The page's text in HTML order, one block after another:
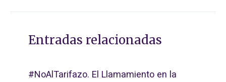
Entradas relacionadas
#NoAlTarifazo. El Llamamiento en la